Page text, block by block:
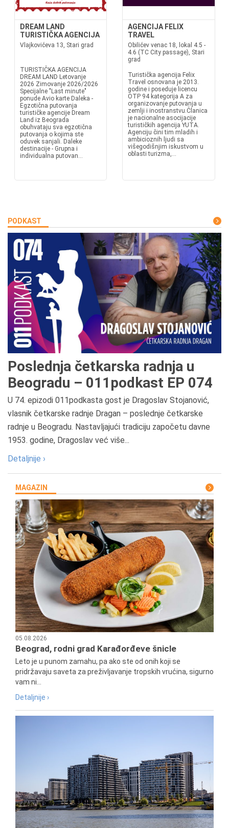
DREAM LAND
TURISTIČKA AGENCIJA
Vlajkovićeva 13, Stari grad
TURISTIČKA AGENCIJA
DREAM LAND Letovanje
2026 Zimovanje 2026/2026
Specijalne "Last minute"
ponude Avio karte Daleka -
Egzotična putovanja
turističke agencije Dream
Land iz Beograda
obuhvataju sva egzotična
putovanja o kojima ste
oduvek sanjali. Daleke
destinacije - Grupna i
individualna putovan...
AGENCIJA FELIX
TRAVEL
Obilićev venac 18, lokal 4.5 -
4.6 (TC City passage), Stari
grad
Turistička agencija Felix
Travel osnovana je 2013.
godine i poseduje licencu
OTP 94 kategorija A za
organizovanje putovanja u
zemlji i inostranstvu.Članica
je nacionalne asocijacije
turističkih agencija YUTA.
Agenciju čini tim mladih i
ambicioznih ljudi sa
višegodišnjim iskustvom u
oblasti turizma,...
PODKAST
Poslednja četkarska radnja u
Beogradu – 011podkast EP 074
U 74. epizodi 011podkasta gost je Dragoslav Stojanović,
vlasnik četkarske radnje Dragan – poslednje četkarske
radnje u Beogradu. Nastavljajući tradiciju započetu davne
1953. godine, Dragoslav već više...
Detaljnije ›
MAGAZIN
05.08.2026
Beograd, rodni grad Karađorđeve šnicle
Leto je u punom zamahu, pa ako ste od onih koji se
pridržavaju saveta za preživljavanje tropskih vrućina, sigurno
vam ni...
Detaljnije ›